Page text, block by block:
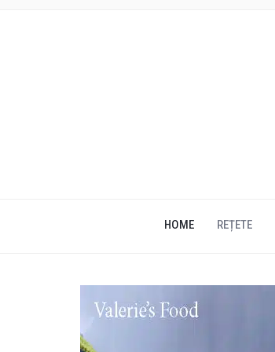
HOME REȚETE